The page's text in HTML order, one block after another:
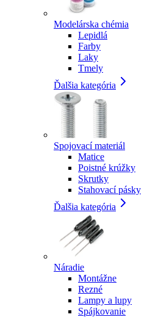
Modelárska chémia
Lepidlá
Farby
Laky
Tmely
Ďalšia kategória
Spojovací materiál
Matice
Poistné krúžky
Skrutky
Stahovací pásky
Ďalšia kategória
Náradie
Montážne
Rezné
Lampy a lupy
Spájkovanie